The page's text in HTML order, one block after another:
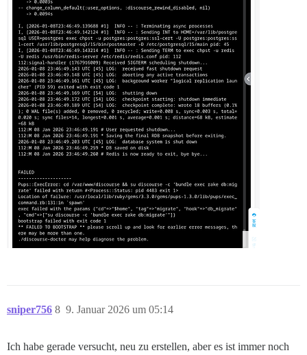
sniper756 9. Januar 2026 um 05:14
8
Ich habe gerade versucht, neu zu erstellen, aber es ist immer noch